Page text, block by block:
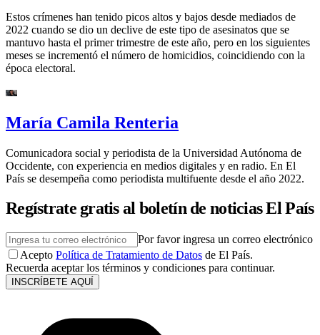
Estos crímenes han tenido picos altos y bajos desde mediados de
2022 cuando se dio un declive de este tipo de asesinatos que se
mantuvo hasta el primer trimestre de este año, pero en los siguientes
meses se incrementó el número de homicidios, coincidiendo con la
época electoral.
María Camila Renteria
Comunicadora social y periodista de la Universidad Autónoma de
Occidente, con experiencia en medios digitales y en radio. En El
País se desempeña como periodista multifuente desde el año 2022.
Regístrate gratis al boletín de noticias El País
Por favor ingresa un correo electrónico
Acepto Política de Tratamiento de Datos de El País.
Recuerda aceptar los términos y condiciones para continuar.
INSCRÍBETE AQUÍ